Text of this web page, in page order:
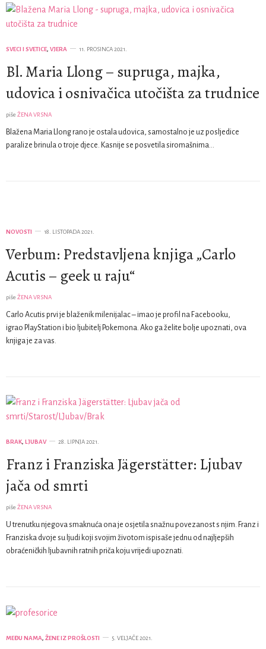
SVECI I SVETICE, VJERA 11. PROSINCA 2021.
Bl. Maria Llong – supruga, majka,
udovica i osnivačica utočišta za trudnice
piše ŽENA VRSNA
Blažena Maria Llong rano je ostala udovica, samostalno je uz posljedice
paralize brinula o troje djece. Kasnije se posvetila siromašnima…
NOVOSTI 18. LISTOPADA 2021.
Verbum: Predstavljena knjiga „Carlo
Acutis – geek u raju“
piše ŽENA VRSNA
Carlo Acutis prvi je blaženik milenijalac – imao je profil na Facebooku,
igrao PlayStation i bio ljubitelj Pokemona. Ako ga želite bolje upoznati, ova
knjiga je za vas.
BRAK, LJUBAV 28. LIPNJA 2021.
Franz i Franziska Jägerstätter: Ljubav
jača od smrti
piše ŽENA VRSNA
U trenutku njegova smaknuća ona je osjetila snažnu povezanost s njim. Franz i
Franziska dvoje su ljudi koji svojim životom ispisaše jednu od najljepših
obraćeničkih ljubavnih ratnih priča koju vrijedi upoznati.
MEĐU NAMA, ŽENE IZ PROŠLOSTI 5. VELJAČE 2021.